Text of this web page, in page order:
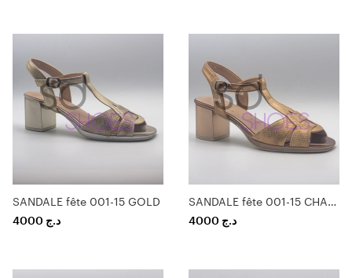
SANDALE fête 001-15 GOLD
4000 د.ج
SANDALE fête 001-15 CHAMPAGNE
4000 د.ج